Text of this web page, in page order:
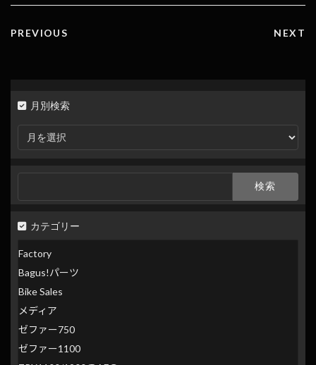
PREVIOUS NEXT
月別検索
月
検
カテゴリー
Factory
Bagus!パーツ
Bike Sales
メディア
ゼファー750
ゼファー1100